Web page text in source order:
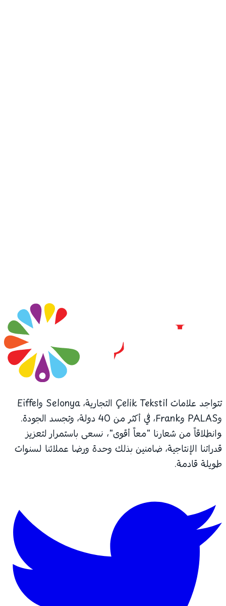
تتواجد علامات Çelik Tekstil التجارية، Selonya وEiffel
وPALAS وFrank، في أكثر من 40 دولة، وتجسد الجودة.
وانطلاقاً من شعارنا "معاً أقوى"، نسعى باستمرار لتعزيز
قدراتنا الإنتاجية، ضامنين بذلك وحدة ورضا عملائنا لسنوات
طويلة قادمة.